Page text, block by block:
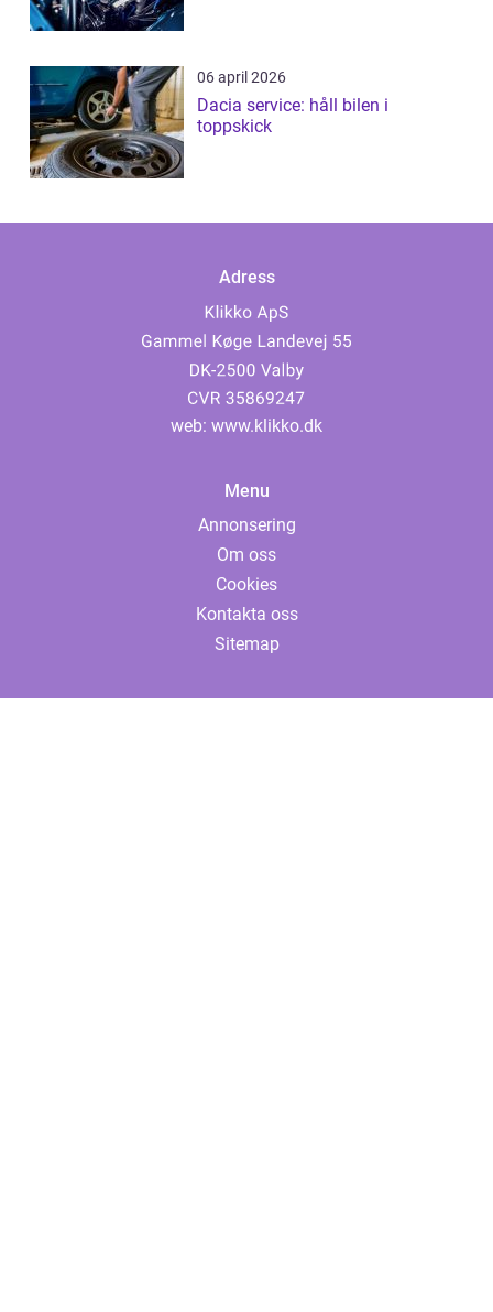
06 april 2026
Dacia service: håll bilen i
toppskick
Adress
web: www.klikko.dk
Menu
Annonsering
Om oss
Cookies
Kontakta oss
Sitemap